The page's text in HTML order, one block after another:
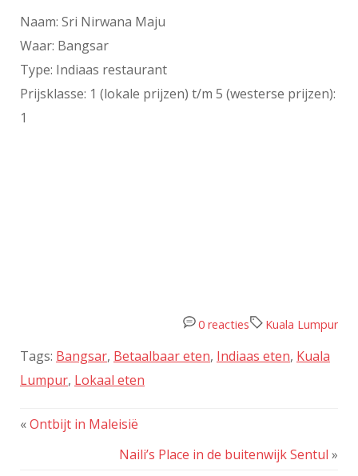
Naam: Sri Nirwana Maju
Waar: Bangsar
Type: Indiaas restaurant
Prijsklasse: 1 (lokale prijzen) t/m 5 (westerse prijzen):
1
Kuala Lumpur
0 reacties
Tags: Bangsar, Betaalbaar eten, Indiaas eten, Kuala
Lumpur, Lokaal eten
«Ontbijt in Maleisië
Naili’s Place in de buitenwijk Sentul »